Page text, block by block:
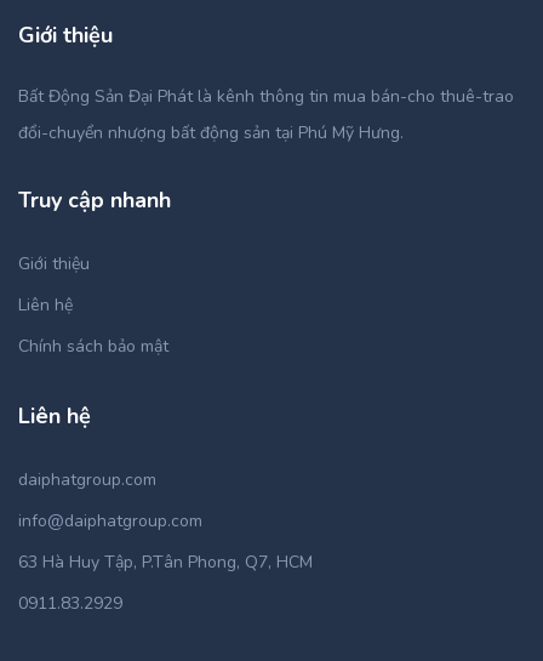
Giới thiệu
Bất Động Sản Đại Phát là kênh thông tin mua bán-cho thuê-trao
đổi-chuyển nhượng bất động sản tại Phú Mỹ Hưng.
Truy cập nhanh
Giới thiệu
Liên hệ
Chính sách bảo mật
Liên hệ
daiphatgroup.com
info@daiphatgroup.com
63 Hà Huy Tập, P.Tân Phong, Q7, HCM
0911.83.2929